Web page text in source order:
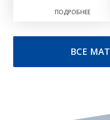
ПОДРОБНЕЕ
ВСЕ